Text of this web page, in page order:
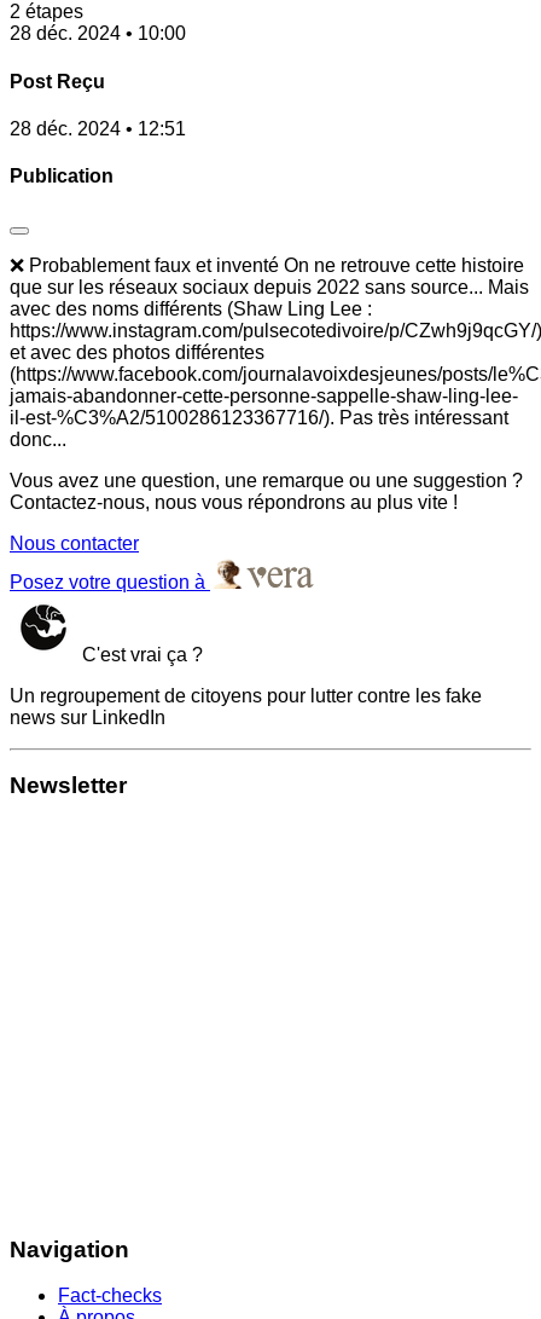
2 étapes
28 déc. 2024 • 10:00
Post Reçu
28 déc. 2024 • 12:51
Publication
❌ Probablement faux et inventé On ne retrouve cette histoire
que sur les réseaux sociaux depuis 2022 sans source... Mais
avec des noms différents (Shaw Ling Lee :
https://www.instagram.com/pulsecotedivoire/p/CZwh9j9qcGY/)
et avec des photos différentes
(https://www.facebook.com/journalavoixdesjeunes/posts/
jamais-abandonner-cette-personne-sappelle-shaw-ling-lee-
il-est-%C3%A2/5100286123367716/). Pas très intéressant
donc...
Vous avez une question, une remarque ou une suggestion ?
Contactez-nous, nous vous répondrons au plus vite !
Nous contacter
Posez votre question à
C'est vrai ça ?
Un regroupement de citoyens pour lutter contre les fake
news sur LinkedIn
Newsletter
Navigation
Fact-checks